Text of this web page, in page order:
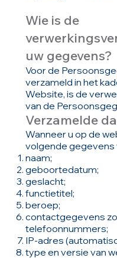
Wie is de
uw gegevens?
Voor de
verzameld in het
Website, is de
van de
Verzamelde
Wanneer u op de
volgende gegevens
naam;
geboortedatum;
geslacht;
functietitel;
beroep;
contactgegevens
telefoonnummers;
IP-adres
type en versie van